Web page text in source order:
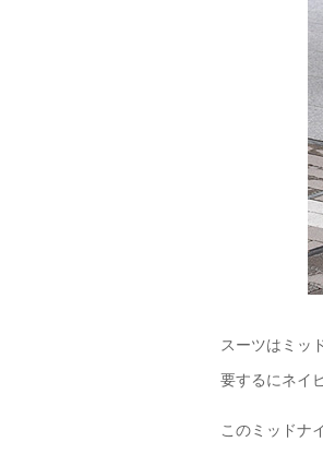
スーツはミッ
要するにネイ
このミッドナ